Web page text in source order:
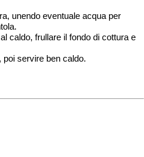
unendo eventuale acqua per
caldo, frullare il fondo di cottura e
servire ben caldo.